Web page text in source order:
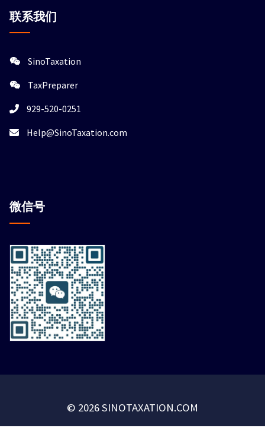
联系我们
SinoTaxation
TaxPreparer
929-520-0251
Help@SinoTaxation.com
微信号
© 2026 SINOTAXATION.COM